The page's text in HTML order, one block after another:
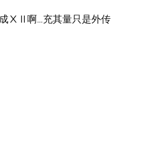
ⅩⅡ啊…充其量只是外传